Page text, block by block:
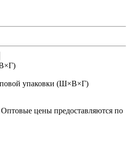
упаковки (Ш×В×Г)
цены предоставляются по